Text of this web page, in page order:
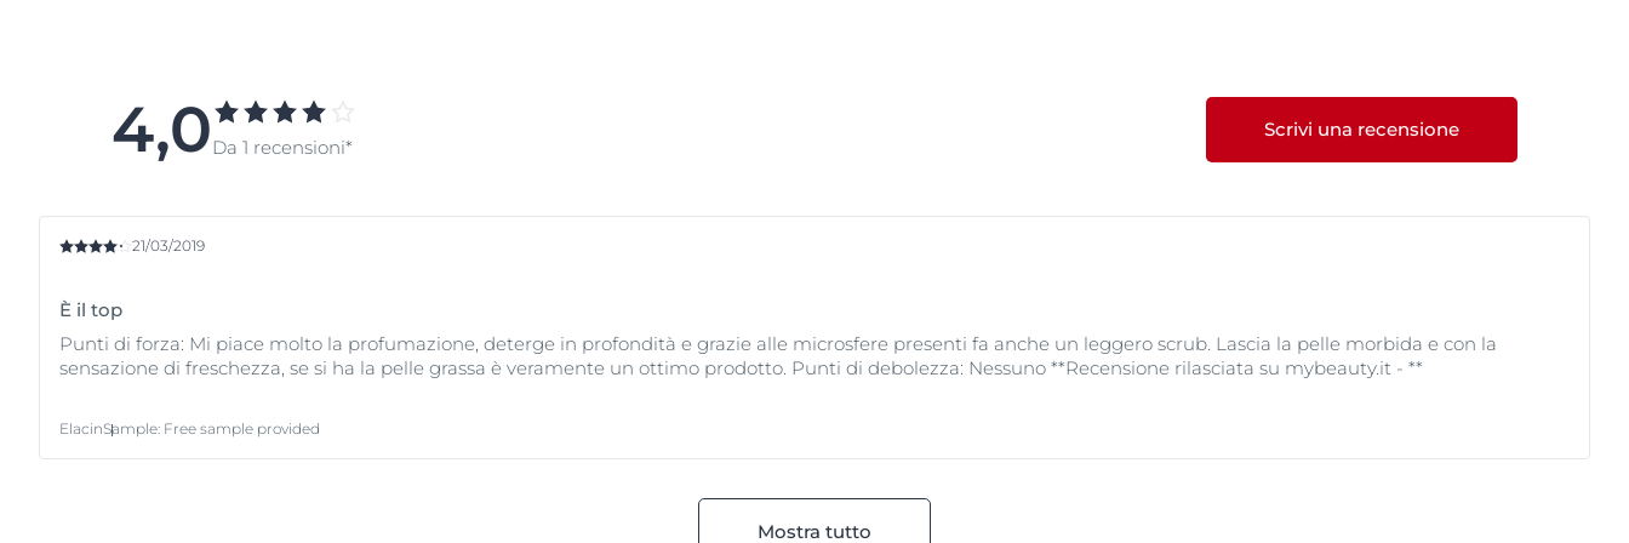
4,0Da 1 recensioni*
Scrivi una recensione
21/03/2019
È il top
Punti di forza: Mi piace molto la profumazione, deterge in profondità e grazie alle microsfere presenti fa anche un leggero scrub. Lascia la pelle morbida e con la
sensazione di freschezza, se si ha la pelle grassa è veramente un ottimo prodotto. Punti di debolezza: Nessuno **Recensione rilasciata su mybeauty.it - **
ElacinSample: Free sample provided
Mostra tutto